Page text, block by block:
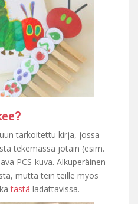
tarkoitettu kirja, jossa
tekemässä jotain (esim.
PCS-kuva. Alkuperäinen
mutta tein teille myös
tästä ladattavissa.